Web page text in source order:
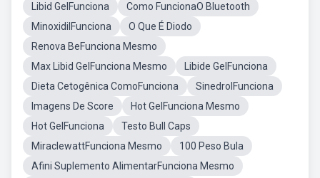
Libid GelFunciona
Como FuncionaO Bluetooth
MinoxidilFunciona
O Que É Diodo
Renova BeFunciona Mesmo
Max Libid GelFunciona Mesmo
Libide GelFunciona
Dieta Cetogênica ComoFunciona
SinedrolFunciona
Imagens De Score
Hot GelFunciona Mesmo
Hot GelFunciona
Testo Bull Caps
MiraclewattFunciona Mesmo
100 Peso Bula
Afini Suplemento AlimentarFunciona Mesmo